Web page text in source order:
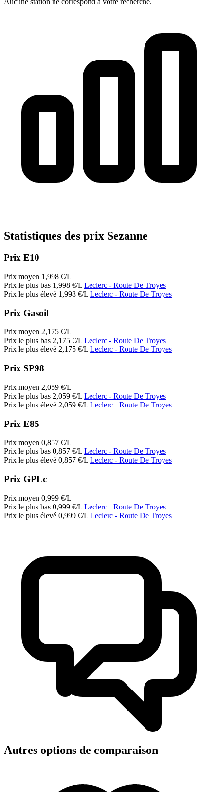
Statistiques des prix Sezanne
Prix E10
Prix moyen 1,998 €/L
Prix le plus bas 1,998 €/L Leclerc - Route De Troyes
Prix le plus élevé 1,998 €/L Leclerc - Route De Troyes
Prix Gasoil
Prix moyen 2,175 €/L
Prix le plus bas 2,175 €/L Leclerc - Route De Troyes
Prix le plus élevé 2,175 €/L Leclerc - Route De Troyes
Prix SP98
Prix moyen 2,059 €/L
Prix le plus bas 2,059 €/L Leclerc - Route De Troyes
Prix le plus élevé 2,059 €/L Leclerc - Route De Troyes
Prix E85
Prix moyen 0,857 €/L
Prix le plus bas 0,857 €/L Leclerc - Route De Troyes
Prix le plus élevé 0,857 €/L Leclerc - Route De Troyes
Prix GPLc
Prix moyen 0,999 €/L
Prix le plus bas 0,999 €/L Leclerc - Route De Troyes
Prix le plus élevé 0,999 €/L Leclerc - Route De Troyes
Autres options de comparaison